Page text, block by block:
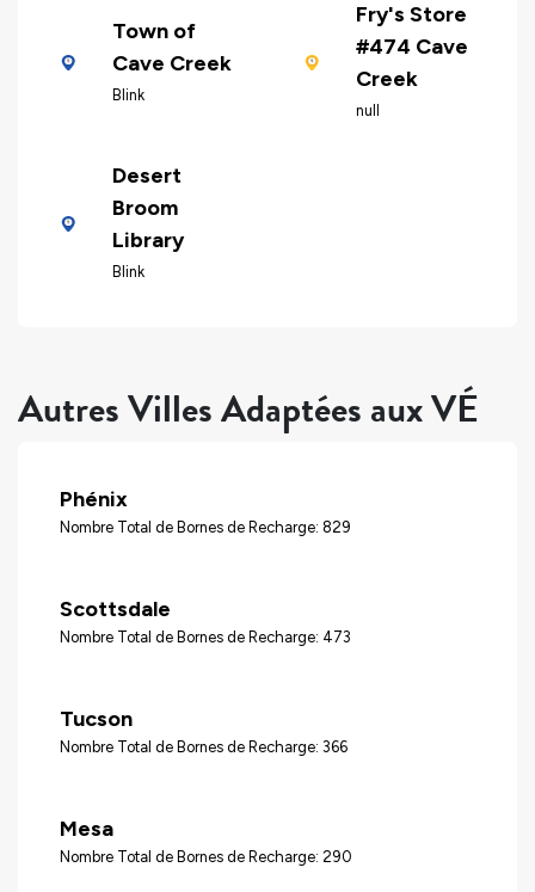
Town of
Cave Creek
Blink
Fry's Store
#474 Cave
Creek
null
Desert
Broom
Library
Blink
Autres Villes Adaptées aux VÉ
Phénix
Nombre Total de Bornes de Recharge: 829
Scottsdale
Nombre Total de Bornes de Recharge: 473
Tucson
Nombre Total de Bornes de Recharge: 366
Mesa
Nombre Total de Bornes de Recharge: 290